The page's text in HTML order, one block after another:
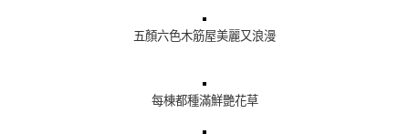
五顏六色木筋屋美麗又浪漫
每棟都種滿鮮艷花草